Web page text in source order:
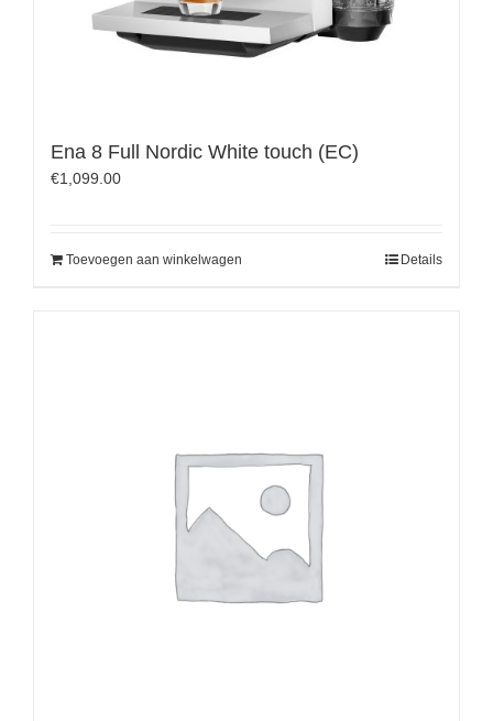
Ena 8 Full Nordic White touch (EC)
€1,099.00
Toevoegen aan winkelwagen Details